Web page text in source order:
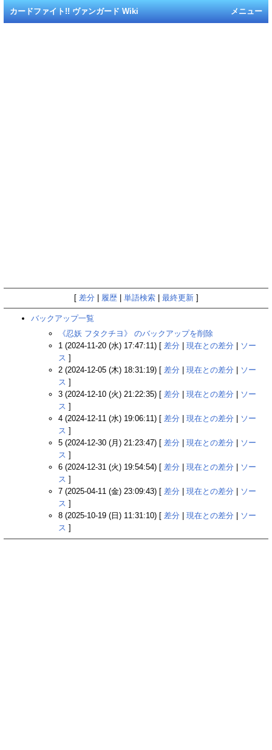
メニュー
カードファイト!! ヴァンガード Wiki
[ 差分 履歴| 単語検索| 最終更新]
バックアップ一覧
《忍妖 フタクチヨ》 のバックアップを削除
1 (2024-11-20 (水) 17:47:11) [ 差分 現在との差分
ソー
ス ]
2 (2024-12-05 (木) 18:31:19) [ 差分 現在との差分
ソー
ス ]
3 (2024-12-10 (火) 21:22:35) [ 差分 現在との差分
ソー
ス ]
4 (2024-12-11 (水) 19:06:11) [ 差分 現在との差分
ソー
ス ]
5 (2024-12-30 (月) 21:23:47) [ 差分 現在との差分
ソー
ス ]
6 (2024-12-31 (火) 19:54:54) [ 差分 現在との差分
ソー
ス ]
7 (2025-04-11 (金) 23:09:43) [ 差分 現在との差分
ソー
ス ]
8 (2025-10-19 (日) 11:31:10) [ 差分 現在との差分
ソー
ス ]